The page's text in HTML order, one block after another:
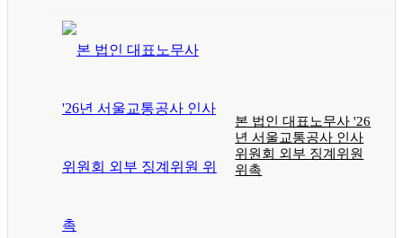
본 법인 대표노무사 '26
년 서울교통공사 인사
위원회 외부 징계위원
위촉